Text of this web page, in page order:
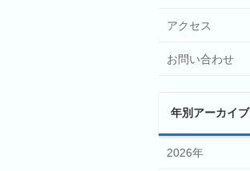
アクセス
お問い合わせ
年別アーカイブ
2026年